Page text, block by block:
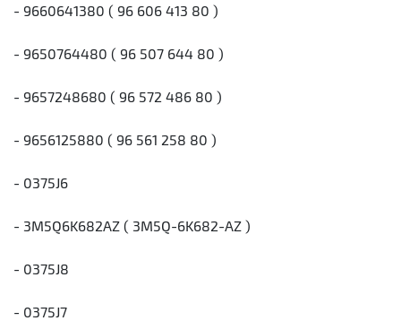
- 9660641380 ( 96 606 413 80 )
- 9650764480 ( 96 507 644 80 )
- 9657248680 ( 96 572 486 80 )
- 9656125880 ( 96 561 258 80 )
- 0375J6
- 3M5Q6K682AZ ( 3M5Q-6K682-AZ )
- 0375J8
- 0375J7